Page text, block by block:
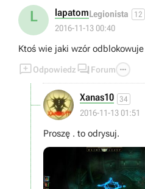
L lapatomLegionista 12
2016-11-13 00:40
Ktoś wie jaki wzór
Odpowiedz  Forum 
Xanas10 34
2016-11-13 01:51
Proszę . to odrysuj.